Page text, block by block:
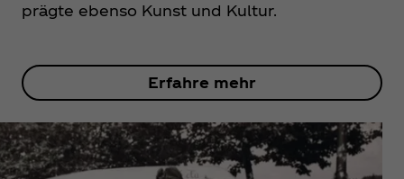
prägte ebenso Kunst und Kultur.
Erfahre mehr